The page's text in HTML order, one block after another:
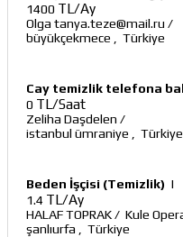
1400 TL/Ay
Olga tanya.teze@mail.ru /
büyükçekmece
Türkiye
Cay temizlik telefona
0 TL/Saat
Zeliha Daşdelen /
istanbul ümraniye
Türkiye
Beden İşçisi (Temizlik) |
1.4 TL/Ay
HALAF TOPRAK/ Kule
şanlıurfa
Türkiye